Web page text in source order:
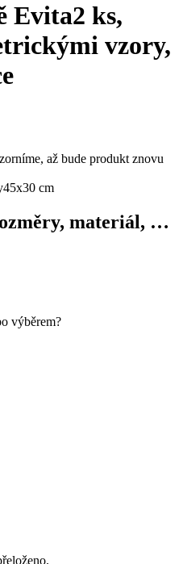
Evita2 ks,
vzory,
až bude produkt znovu
45x30 cm
materiál, …
výběrem?